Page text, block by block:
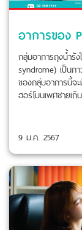
อาการของ
กลุ่มอาการถุงน้ำรั
syndrome) เป็นภ
ของกลุ่มอาการนี้จ
ฮอร์โมนเพศชายเกิน
9 ม.ค. 2567